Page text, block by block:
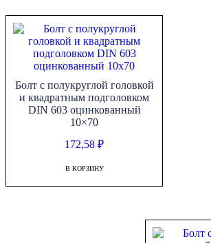
Болт с полукруглой головкой
и квадратным подголовком
DIN 603 оцинкованный
10×70
172,58₽
В КОРЗИНУ